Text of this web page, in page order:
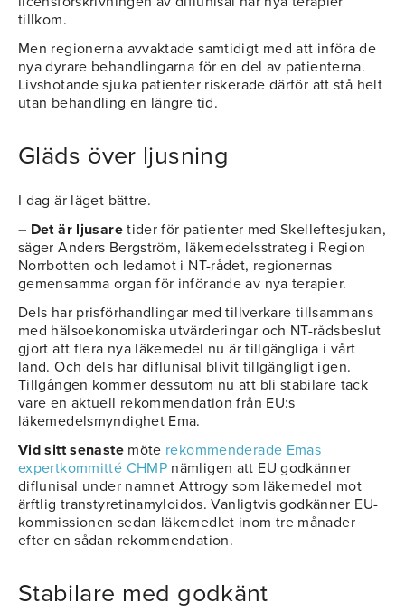
tillkom.
Men regionerna avvaktade samtidigt med att införa de
nya dyrare behandlingarna för en del av patienterna.
Livshotande sjuka patienter riskerade därför att stå helt
utan behandling en längre tid.
Gläds över ljusning
I dag är läget bättre.
– Det är ljusaretider för patienter med Skelleftesjukan,
säger Anders Bergström, läkemedelsstrateg i Region
Norrbotten och ledamot i NT-rådet, regionernas
gemensamma organ för införande av nya terapier.
Dels har prisförhandlingar med tillverkare tillsammans
med hälsoekonomiska utvärderingar och NT-rådsbeslut
gjort att flera nya läkemedel nu är tillgängliga i vårt
land. Och dels har diflunisal blivit tillgängligt igen.
Tillgången kommer dessutom nu att bli stabilare tack
vare en aktuell rekommendation från EU:s
läkemedelsmyndighet Ema.
Vid sitt senastemöte rekommenderade Emas
expertkommitté CHMP nämligen att EU godkänner
diflunisal under namnet Attrogy som läkemedel mot
ärftlig transtyretinamyloidos. Vanligtvis godkänner EU-
kommissionen sedan läkemedlet inom tre månader
efter en sådan rekommendation.
Stabilare med godkänt